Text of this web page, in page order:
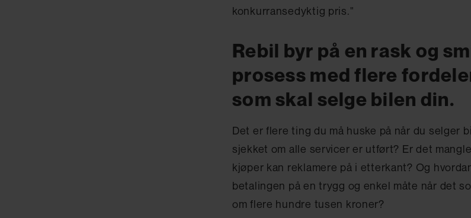
konkurransedyktig pris."
Rebil byr på en rask og
prosess med flere
som skal selge bilen din.
Det er flere ting du må huske på når du selger
sjekket om alle servicer er utført? Er det
kjøper kan reklamere på i etterkant? Og
betalingen på en trygg og enkel måte når det
om flere hundre tusen kroner?